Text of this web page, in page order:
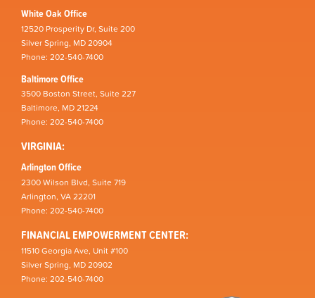
White Oak Office
12520 Prosperity Dr, Suite 200
Silver Spring, MD 20904
Phone: 202-540-7400
Baltimore Office
3500 Boston Street, Suite 227
Baltimore, MD 21224
Phone: 202-540-7400
VIRGINIA:
Arlington Office
2300 Wilson Blvd, Suite 719
Arlington, VA 22201
Phone: 202-540-7400
FINANCIAL EMPOWERMENT CENTER:
11510 Georgia Ave, Unit #100
Silver Spring, MD 20902
Phone: 202-540-7400